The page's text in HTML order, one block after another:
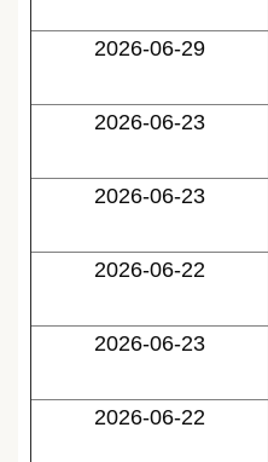
2026-06-29
2026-06-23
2026-06-23
2026-06-22
2026-06-23
2026-06-22